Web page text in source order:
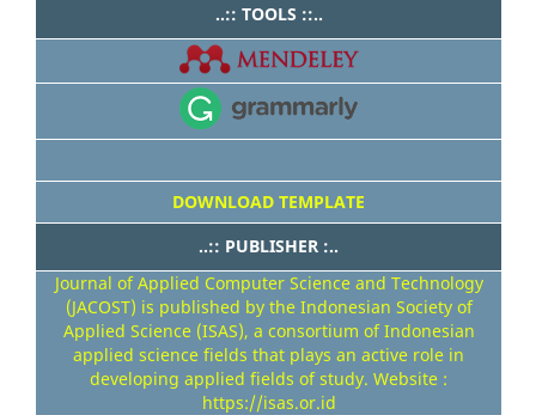
..:: TOOLS ::..
DOWNLOAD TEMPLATE
..:: PUBLISHER :..
Journal of Applied Computer Science and Technology
(JACOST) is published by the Indonesian Society of
Applied Science (ISAS), a consortium of Indonesian
applied science fields that plays an active role in
developing applied fields of study. Website :
https://isas.or.id